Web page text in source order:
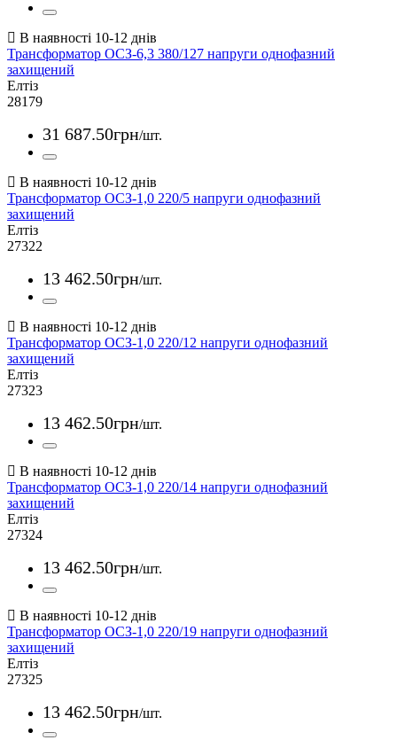
Трансформатор ОСЗ-6,3 380/127 напруги однофазний
захищений
Елтіз
28179
31 687.50грн/шт.
Трансформатор ОСЗ-1,0 220/5 напруги однофазний
захищений
Елтіз
27322
13 462.50грн/шт.
Трансформатор ОСЗ-1,0 220/12 напруги однофазний
захищений
Елтіз
27323
13 462.50грн/шт.
Трансформатор ОСЗ-1,0 220/14 напруги однофазний
захищений
Елтіз
27324
13 462.50грн/шт.
Трансформатор ОСЗ-1,0 220/19 напруги однофазний
захищений
Елтіз
27325
13 462.50грн/шт.